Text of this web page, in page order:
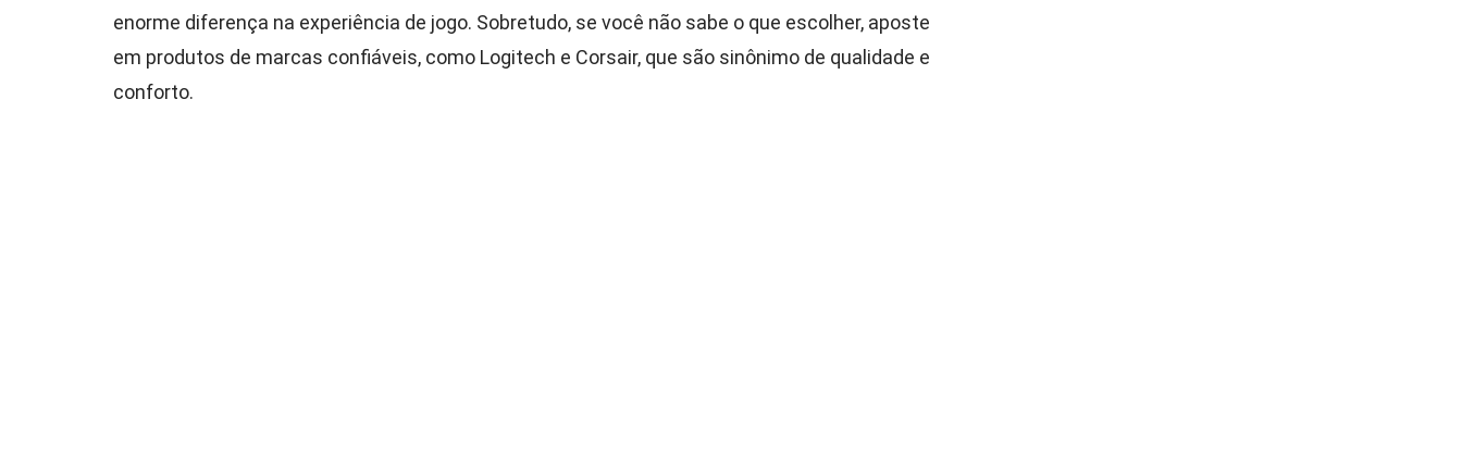
enorme diferença na experiência de jogo. Sobretudo, se você não sabe o que escolher, aposte
em produtos de marcas confiáveis, como Logitech e Corsair, que são sinônimo de qualidade e
conforto.